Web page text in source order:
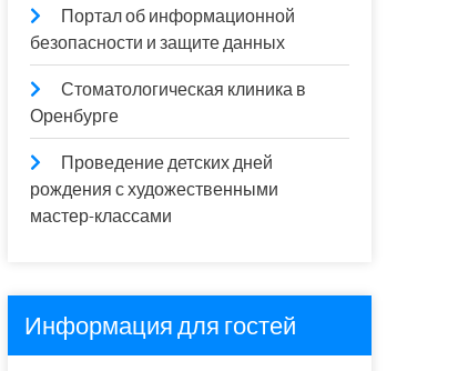
Портал об информационной
безопасности и защите данных
Стоматологическая клиника в
Оренбурге
Проведение детских дней
рождения с художественными
мастер-классами
Информация для гостей